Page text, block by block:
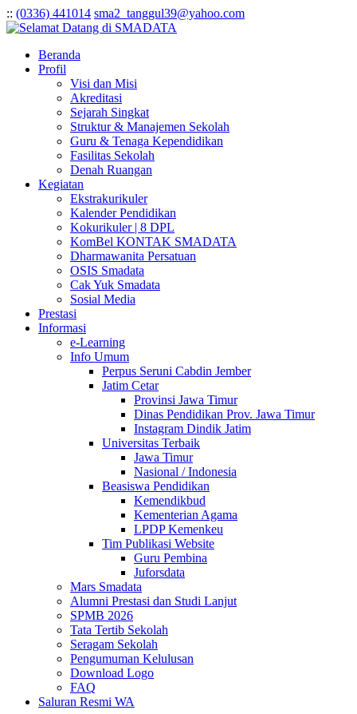
:: (0336) 441014 sma2_tanggul39@yahoo.com
Beranda
Profil
Visi dan Misi
Akreditasi
Sejarah Singkat
Struktur & Manajemen Sekolah
Guru & Tenaga Kependidikan
Fasilitas Sekolah
Denah Ruangan
Kegiatan
Ekstrakurikuler
Kalender Pendidikan
Kokurikuler | 8 DPL
KomBel KONTAK SMADATA
Dharmawanita Persatuan
OSIS Smadata
Cak Yuk Smadata
Sosial Media
Prestasi
Informasi
e-Learning
Info Umum
Perpus Seruni Cabdin Jember
Jatim Cetar
Provinsi Jawa Timur
Dinas Pendidikan Prov. Jawa Timur
Instagram Dindik Jatim
Universitas Terbaik
Jawa Timur
Nasional / Indonesia
Beasiswa Pendidikan
Kemendikbud
Kementerian Agama
LPDP Kemenkeu
Tim Publikasi Website
Guru Pembina
Juforsdata
Mars Smadata
Alumni Prestasi dan Studi Lanjut
SPMB 2026
Tata Tertib Sekolah
Seragam Sekolah
Pengumuman Kelulusan
Download Logo
FAQ
Saluran Resmi WA